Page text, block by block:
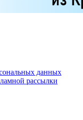
данных
рассылки